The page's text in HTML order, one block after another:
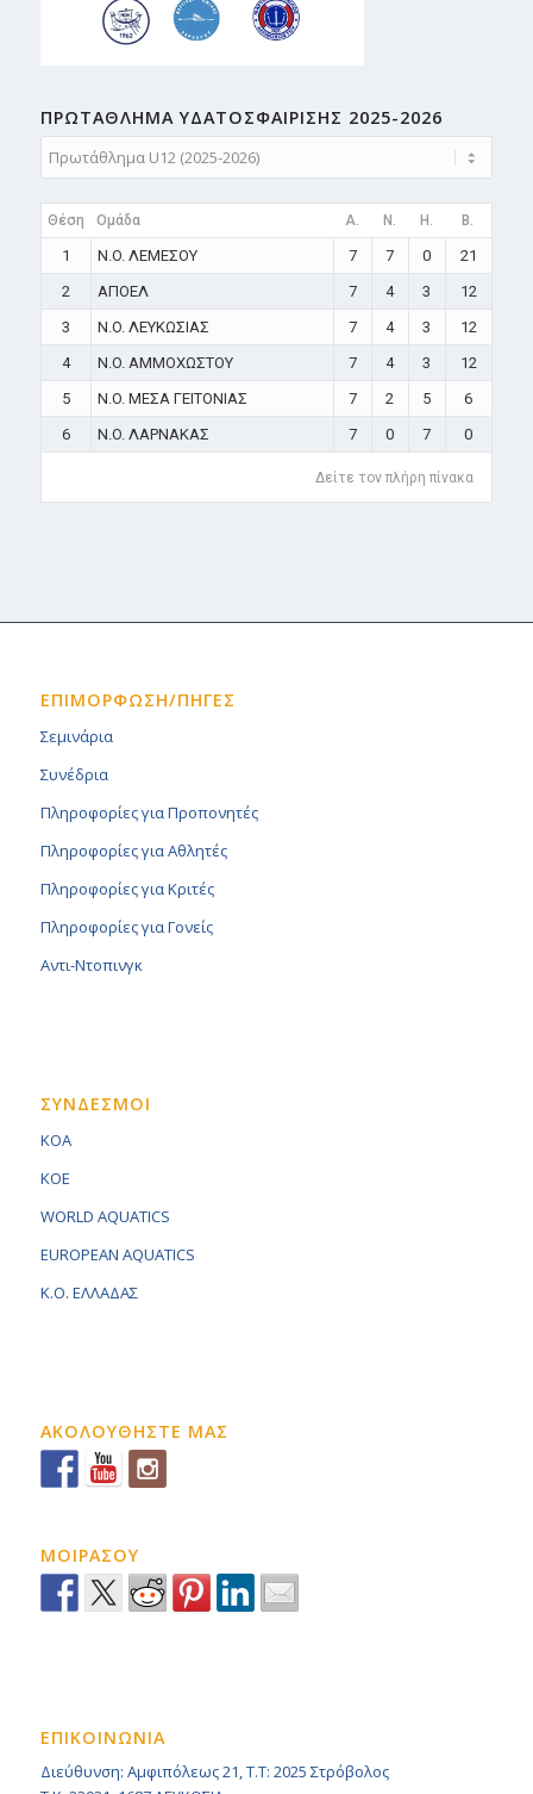
ΠΡΩΤΑΘΛΗMA ΥΔΑΤΟΣΦΑΙΡΙΣΗΣ 2025-2026
Θέση Ομάδα A. N. H. B.
1 N.O. ΛΕΜΕΣΟΥ 7 7 0
21
2
ΑΠΟΕΛ 7 4 3
12
3
N.O. ΛΕΥΚΩΣΙΑΣ 7 4 3
12
4
N.O. ΑΜΜΟΧΩΣΤΟΥ 7 4 3
12
5
N.O. ΜΕΣΑ ΓΕΙΤΟΝΙΑΣ 7 2 5
6
6
N.O. ΛΑΡΝΑΚΑΣ 7 0 7 0
Δείτε τον πλήρη πίνακα
ΕΠΙΜΟΡΦΩΣΗ/ΠΗΓΕΣ
Σεμινάρια
Συνέδρια
Πληροφορίες για Προπονητές
Πληροφορίες για Αθλητές
Πληροφορίες για Κριτές
Πληροφορίες για Γονείς
Αντι-Ντοπινγκ
ΣΥΝΔΕΣΜΟΙ
KOA
KOE
WORLD AQUATICS
EUROPEAN AQUATICS
K.O. ΕΛΛΑΔΑΣ
ΑΚΟΛΟΥΘΗΣΤΕ ΜΑΣ
ΜΟΙΡΑΣΟΥ
ΕΠΙΚΟΙΝΩΝΙΑ
Διεύθυνση: Αμφιπόλεως 21, Τ.Τ: 2025 Στρόβολος